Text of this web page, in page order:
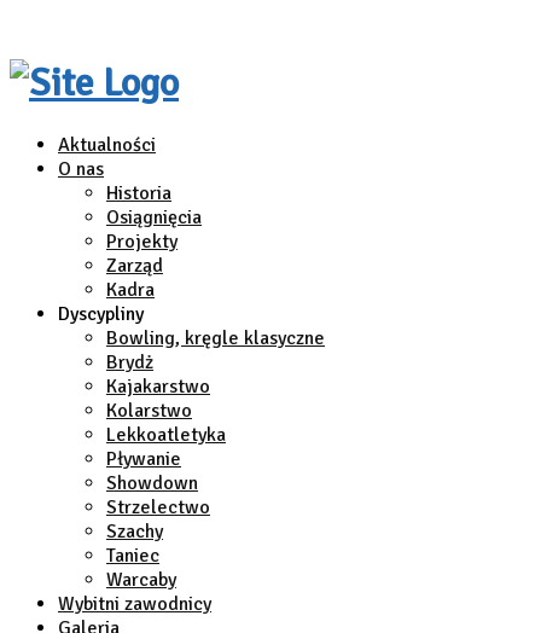
Aktualności
O nas
Historia
Osiągnięcia
Projekty
Zarząd
Kadra
Dyscypliny
Bowling, kręgle klasyczne
Brydż
Kajakarstwo
Kolarstwo
Lekkoatletyka
Pływanie
Showdown
Strzelectwo
Szachy
Taniec
Warcaby
Wybitni zawodnicy
Galeria